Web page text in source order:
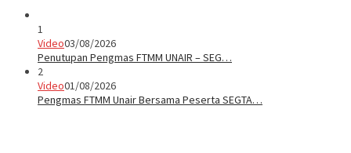
1
Video03/08/2026
Penutupan Pengmas FTMM UNAIR – SEG…
2
Video01/08/2026
Pengmas FTMM Unair Bersama Peserta SEGTA…